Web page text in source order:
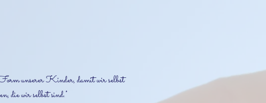
unserer Kinder, damit wir selbst
die wir selbst sind."